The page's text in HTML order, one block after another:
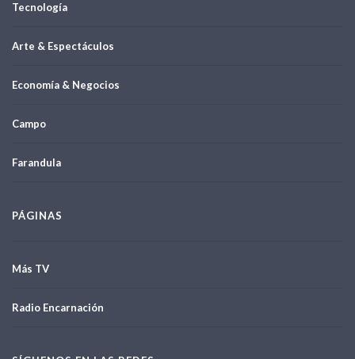
Tecnología
Arte & Espectáculos
Economía & Negocios
Campo
Farandula
PÁGINAS
Más TV
Radio Encarnación